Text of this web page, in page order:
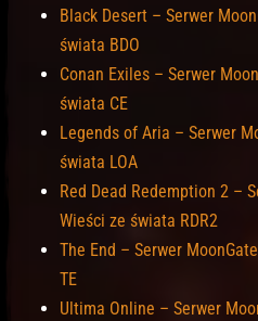
Black Desert – Serwer
świata BDO
Conan Exiles – Serwer
świata CE
Legends of Aria – Serwer
świata LOA
Red Dead Redemption 2 –
Wieści ze świata RDR2
The End – Serwer
TE
Ultima Online – Serwer